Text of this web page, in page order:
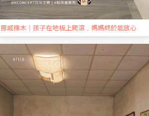
挪威橡木｜孩子在地板上爬滾，媽媽終於能放心